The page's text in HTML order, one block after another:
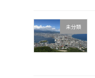
未分類